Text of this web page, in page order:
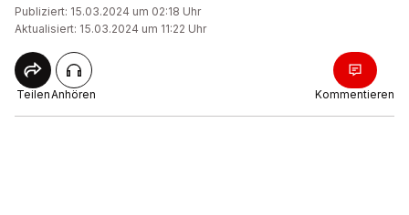
Publiziert: 15.03.2024 um 02:18 Uhr
Aktualisiert: 15.03.2024 um 11:22 Uhr
TeilenAnhören Kommentieren